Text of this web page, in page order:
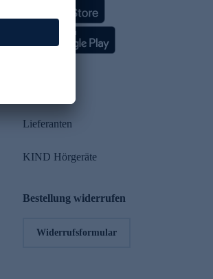
Lieferanten
KIND Hörgeräte
Bestellung widerrufen
Widerrufsformular